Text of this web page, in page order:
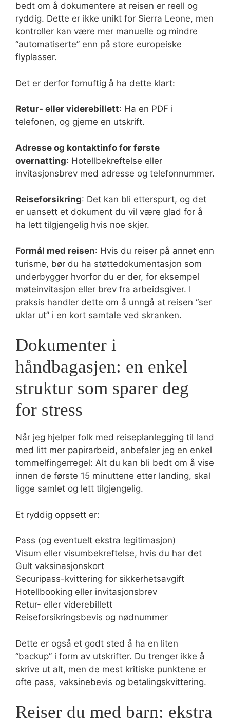
bedt om å dokumentere at reisen er reell og
ryddig. Dette er ikke unikt for Sierra Leone, men
kontroller kan være mer manuelle og mindre
“automatiserte” enn på store europeiske
flyplasser.
Det er derfor fornuftig å ha dette klart:
Retur- eller viderebillett: Ha en PDF i
telefonen, og gjerne en utskrift.
Adresse og kontaktinfo for første
overnatting: Hotellbekreftelse eller
invitasjonsbrev med adresse og telefonnummer.
Reiseforsikring: Det kan bli etterspurt, og det
er uansett et dokument du vil være glad for å
ha lett tilgjengelig hvis noe skjer.
Formål med reisen: Hvis du reiser på annet enn
turisme, bør du ha støttedokumentasjon som
underbygger hvorfor du er der, for eksempel
møteinvitasjon eller brev fra arbeidsgiver. I
praksis handler dette om å unngå at reisen “ser
uklar ut” i en kort samtale ved skranken.
Dokumenter i
håndbagasjen: en enkel
struktur som sparer deg
for stress
Når jeg hjelper folk med reiseplanlegging til land
med litt mer papirarbeid, anbefaler jeg en enkel
tommelfingerregel: Alt du kan bli bedt om å vise
innen de første 15 minuttene etter landing, skal
ligge samlet og lett tilgjengelig.
Et ryddig oppsett er:
Pass (og eventuelt ekstra legitimasjon)
Visum eller visumbekreftelse, hvis du har det
Gult vaksinasjonskort
Securipass-kvittering for sikkerhetsavgift
Hotellbooking eller invitasjonsbrev
Retur- eller viderebillett
Reiseforsikringsbevis og nødnummer
Dette er også et godt sted å ha en liten
“backup” i form av utskrifter. Du trenger ikke å
skrive ut alt, men de mest kritiske punktene er
ofte pass, vaksinebevis og betalingskvittering.
Reiser du med barn: ekstra